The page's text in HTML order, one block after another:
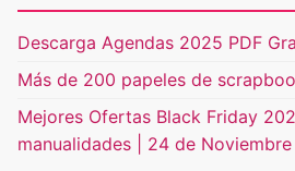
Descarga Agendas 2025 PDF
Más de 200 papeles de
Mejores Ofertas Black Friday
manualidades | 24 de Noviembre